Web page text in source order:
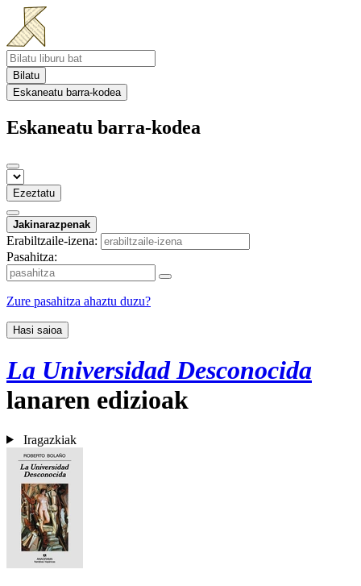
Bilatu
Eskaneatu barra-kodea
Eskaneatu barra-kodea
Ezeztatu
Jakinarazpenak
Erabiltzaile-izena:
Pasahitza:
Zure pasahitza ahaztu duzu?
Hasi saioa
La Universidad Desconocida
lanaren edizioak
Iragazkiak